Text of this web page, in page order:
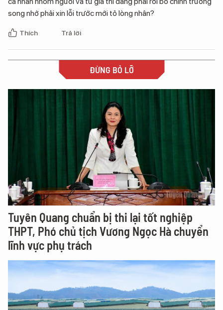
song nhớ phải xin lỗi trước mới tỏ lòng nhân?
Thích Trả lời
ĐỪNG BỎ LỠ
Tuyên Quang chuẩn bị thi lại tốt nghiệp
THPT, Phó chủ tịch Vương Ngọc Hà chuyển
lĩnh vực phụ trách